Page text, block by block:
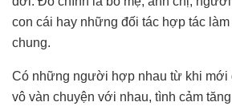
con cái hay những đối tác hợp tác
chung.
Có những người hợp nhau từ khi mới
vô vàn chuyện với nhau, tình cảm